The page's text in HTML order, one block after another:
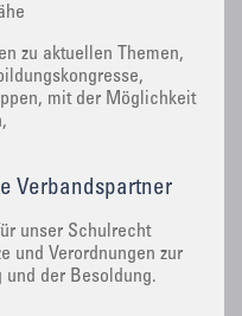
zu aktuellen Themen,
mit der Möglichkeit
Verbandspartner
unser Schulrecht
und Verordnungen zur
und der Besoldung.